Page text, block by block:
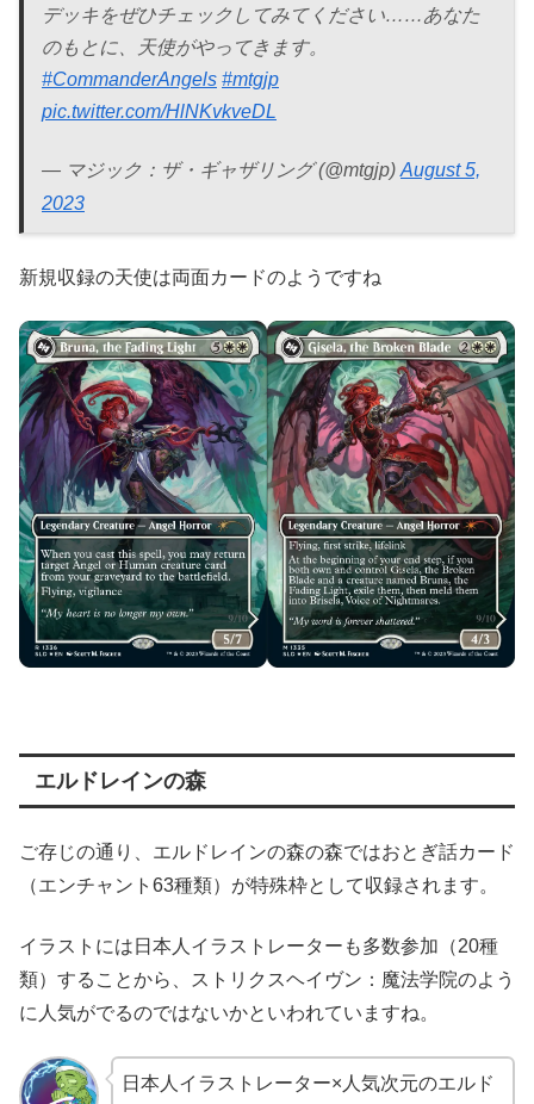
デッキをぜひチェックしてみてください……あなた
のもとに、天使がやってきます。
#CommanderAngels #mtgjp
pic.twitter.com/HlNKvkveDL
— マジック：ザ・ギャザリング (@mtgjp) August 5,
2023
新規収録の天使は両面カードのようですね
エルドレインの森
ご存じの通り、エルドレインの森の森ではおとぎ話カード
（エンチャント63種類）が特殊枠として収録されます。
イラストには日本人イラストレーターも多数参加（20種
類）することから、ストリクスヘイヴン：魔法学院のよう
に人気がでるのではないかといわれていますね。
日本人イラストレーター×人気次元のエルド